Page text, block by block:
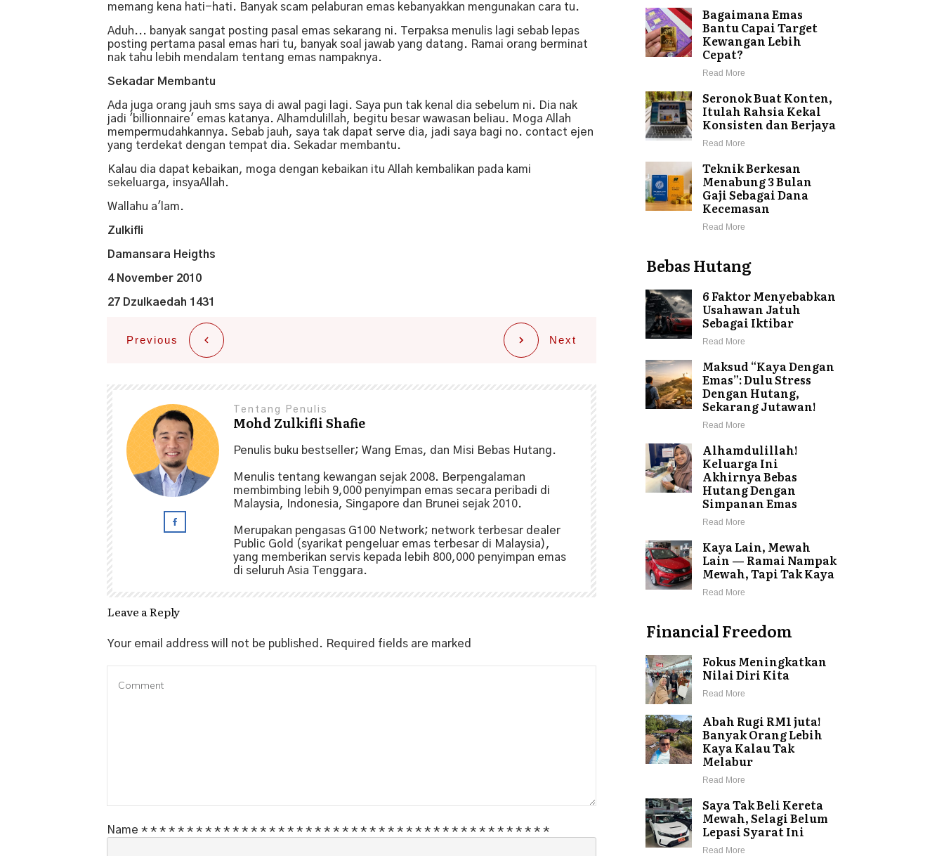
memang kena hati-hati. Banyak scam pelaburan emas kebanyakkan mengunakan cara tu.
Aduh... banyak sangat posting pasal emas sekarang ni. Terpaksa menulis lagi sebab lepas
posting pertama pasal emas hari tu, banyak soal jawab yang datang. Ramai orang berminat
nak tahu lebih mendalam tentang emas nampaknya.
Sekadar Membantu
Ada juga orang jauh sms saya di awal pagi lagi. Saya pun tak kenal dia sebelum ni. Dia nak
jadi 'billionnaire' emas katanya. Alhamdulillah, begitu besar wawasan beliau. Moga Allah
mempermudahkannya. Sebab jauh, saya tak dapat serve dia, jadi saya bagi no. contact ejen
yang terdekat dengan tempat dia. Sekadar membantu.
Kalau dia dapat kebaikan, moga dengan kebaikan itu Allah kembalikan pada kami
sekeluarga, insyaAllah.
Wallahu a'lam.
Zulkifli
Damansara Heigths
4 November 2010
27 Dzulkaedah 1431
Previous Next
Tentang Penulis
Mohd Zulkifli Shafie
Penulis buku bestseller; Wang Emas, dan Misi Bebas Hutang.
Menulis tentang kewangan sejak 2008. Berpengalaman
membimbing lebih 9,000 penyimpan emas secara peribadi di
Malaysia, Indonesia, Singapore dan Brunei sejak 2010.
Merupakan pengasas G100 Network; network terbesar dealer
Public Gold (syarikat pengeluar emas terbesar di Malaysia),
yang memberikan servis kepada lebih 800,000 penyimpan emas
di seluruh Asia Tenggara.
Leave a Reply
Your email address will not be published. Required fields are marked
Name * * * * * * * * * * * * * * * * * * * * * * * * * * * * * * * * * * * * * * * * * * * * *
Bagaimana Emas
Bantu Capai Target
Kewangan Lebih
Cepat?
Read More
Seronok Buat Konten,
Itulah Rahsia Kekal
Konsisten dan Berjaya
Read More
Teknik Berkesan
Menabung 3 Bulan
Gaji Sebagai Dana
Kecemasan
Read More
Bebas Hutang
6 Faktor Menyebabkan
Usahawan Jatuh
Sebagai Iktibar
Read More
Maksud “Kaya Dengan
Emas”: Dulu Stress
Dengan Hutang,
Sekarang Jutawan!
Read More
Alhamdulillah!
Keluarga Ini
Akhirnya Bebas
Hutang Dengan
Simpanan Emas
Read More
Kaya Lain, Mewah
Lain — Ramai Nampak
Mewah, Tapi Tak Kaya
Read More
Financial Freedom
Fokus Meningkatkan
Nilai Diri Kita
Read More
Abah Rugi RM1 juta!
Banyak Orang Lebih
Kaya Kalau Tak
Melabur
Read More
Saya Tak Beli Kereta
Mewah, Selagi Belum
Lepasi Syarat Ini
Read More